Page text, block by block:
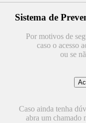
Sistema de
Por motivos de
caso o acesso
ou se
Caso ainda tenha
abra um chamado